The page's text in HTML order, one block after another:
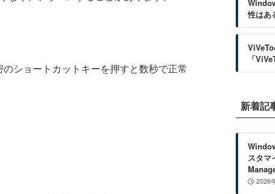
ショートカットキーを押すと数秒で正常
性はあ
「
新着記
スタマ
2026